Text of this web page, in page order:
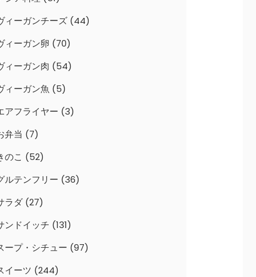
ィーガンチーズ (44)
ィーガン卵 (70)
ィーガン肉 (54)
ィーガン魚 (5)
アフライヤー (3)
弁当 (7)
のこ (52)
ルテンフリー (36)
ラダ (27)
ンドイッチ (131)
ープ・シチュー (97)
イーツ (244)